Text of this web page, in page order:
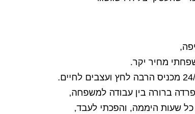
מחיר יקר.
ברורה בין עבודה למשפחה,
שעות היממה, והפכתי לעבד,